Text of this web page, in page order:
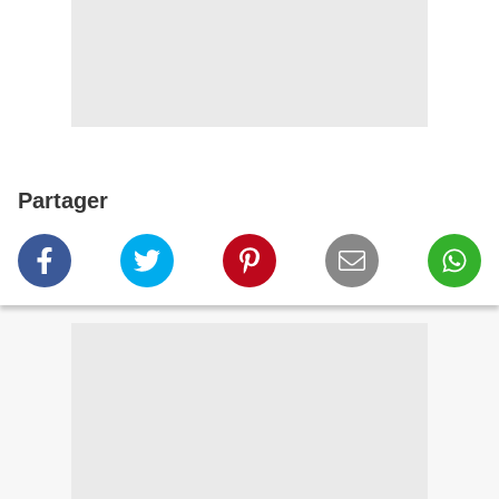
Partager